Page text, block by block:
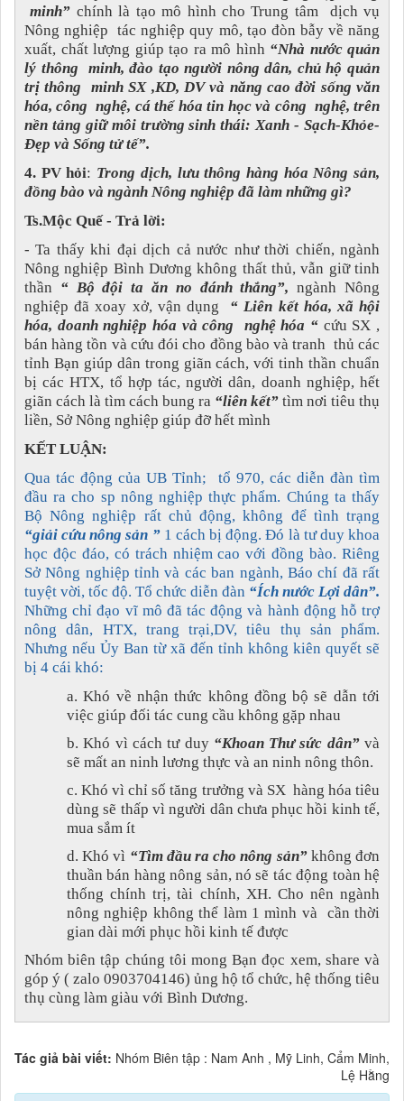
minh” chính là tạo mô hình cho Trung tâm dịch vụ
Nông nghiệp tác nghiệp quy mô, tạo đòn bẫy về năng
xuất, chất lượng giúp tạo ra mô hình “Nhà nước quản
lý thông minh, đào tạo người nông dân, chủ hộ quản
trị thông minh SX ,KD, DV và năng cao đời sống văn
hóa, công nghệ, cá thể hóa tin học và công nghệ, trên
nền tảng giữ môi trường sinh thái: Xanh - Sạch-Khỏe-
Đẹp và Sống tử tế”.
4. PV hỏi: Trong dịch, lưu thông hàng hóa Nông sản,
đồng bào và ngành Nông nghiệp đã làm những gì?
Ts.Mộc Quế - Trả lời:
- Ta thấy khi đại dịch cả nước như thời chiến, ngành
Nông nghiệp Bình Dương không thất thủ, vẫn giữ tinh
thần “ Bộ đội ta ăn no đánh thắng”, ngành Nông
nghiệp đã xoay xở, vận dụng “ Liên kết hóa, xã hội
hóa, doanh nghiệp hóa và công nghệ hóa “ cứu SX ,
bán hàng tồn và cứu đói cho đồng bào và tranh thủ các
tỉnh Bạn giúp dân trong giãn cách, với tinh thần chuẩn
bị các HTX, tổ hợp tác, người dân, doanh nghiệp, hết
giãn cách là tìm cách bung ra “liên kết” tìm nơi tiêu thụ
liền, Sở Nông nghiệp giúp đỡ hết mình
KẾT LUẬN:
Qua tác động của UB Tỉnh; tổ 970, các diễn đàn tìm
đầu ra cho sp nông nghiệp thực phẩm. Chúng ta thấy
Bộ Nông nghiệp rất chủ động, không để tình trạng
“giải cứu nông sản ”1 cách bị động. Đó là tư duy khoa
học độc đáo, có trách nhiệm cao với đồng bào. Riêng
Sở Nông nghiệp tỉnh và các ban ngành, Báo chí đã rất
tuyệt vời, tốc độ. Tổ chức diễn đàn “Ích nước Lợi dân”.
Những chỉ đạo vĩ mô đã tác động và hành động hỗ trợ
nông dân, HTX, trang trại,DV, tiêu thụ sản phẩm.
Nhưng nếu Ủy Ban từ xã đến tỉnh không kiên quyết sẽ
bị 4 cái khó:
a. Khó về nhận thức không đồng bộ sẽ dẫn tới
việc giúp đối tác cung cầu không gặp nhau
b. Khó vì cách tư duy “Khoan Thư sức dân”và
sẽ mất an ninh lương thực và an ninh nông thôn.
c. Khó vì chỉ số tăng trưởng và SX hàng hóa tiêu
dùng sẽ thấp vì người dân chưa phục hồi kinh tế,
mua sắm ít
d. Khó vì “Tìm đầu ra cho nông sản” không đơn
thuần bán hàng nông sản, nó sẽ tác động toàn hệ
thống chính trị, tài chính, XH. Cho nên ngành
nông nghiệp không thể làm 1 mình và cần thời
gian dài mới phục hồi kinh tế được
Nhóm biên tập chúng tôi mong Bạn đọc xem, share và
góp ý ( zalo 0903704146) ủng hộ tổ chức, hệ thống tiêu
thụ cùng làm giàu với Bình Dương.
Tác giả bài viết: Nhóm Biên tập : Nam Anh , Mỹ Linh, Cẩm Minh,
Lệ Hằng